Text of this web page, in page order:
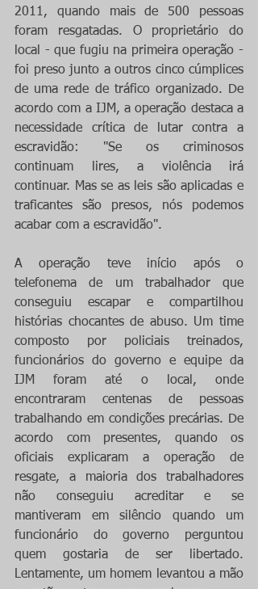
2011, quando mais de 500 pessoas
foram resgatadas. O proprietário do
local - que fugiu na primeira operação -
foi preso junto a outros cinco cúmplices
de uma rede de tráfico organizado. De
acordo com a IJM, a operação destaca a
necessidade crítica de lutar contra a
escravidão: "Se os criminosos
continuam lires, a violência irá
continuar. Mas se as leis são aplicadas e
traficantes são presos, nós podemos
acabar com a escravidão".
A operação teve início após o
telefonema de um trabalhador que
conseguiu escapar e compartilhou
histórias chocantes de abuso. Um time
composto por policiais treinados,
funcionários do governo e equipe da
IJM foram até o local, onde
encontraram centenas de pessoas
trabalhando em condições precárias. De
acordo com presentes, quando os
oficiais explicaram a operação de
resgate, a maioria dos trabalhadores
não conseguiu acreditar e se
mantiveram em silêncio quando um
funcionário do governo perguntou
quem gostaria de ser libertado.
Lentamente, um homem levantou a mão